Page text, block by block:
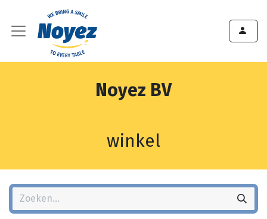
Noyez BV
winkel